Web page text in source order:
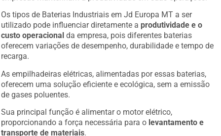
Os tipos de Baterias Industriais em Jd Europa MT a ser
utilizado pode influenciar diretamente a produtividade e o
custo operacional da empresa, pois diferentes baterias
oferecem variações de desempenho, durabilidade e tempo de
recarga.
As empilhadeiras elétricas, alimentadas por essas baterias,
oferecem uma solução eficiente e ecológica, sem a emissão
de gases poluentes.
Sua principal função é alimentar o motor elétrico,
proporcionando a força necessária para o levantamento e
transporte de materiais